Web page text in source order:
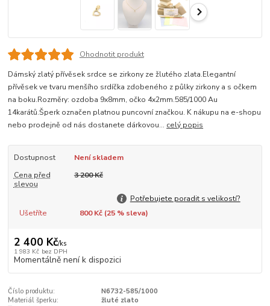
Ohodnotit produkt
Dámský zlatý přívěsek srdce se zirkony ze žlutého zlata.Elegantní
přívěsek ve tvaru menšího srdíčka zdobeného z půlky zirkony a s očkem
na boku.Rozměry: ozdoba 9x8mm, očko 4x2mm.585/1000 Au
14karátů.Šperk označen platnou puncovní značkou. K nákupu na e-shopu
nebo prodejně od nás dostanete dárkovou... celý popis
Dostupnost
Není skladem
Cena před
slevou
3 200 Kč
Potřebujete poradit s velikostí?
Ušetříte
800 Kč (25% sleva)
2 400 Kč/ks
1 983 Kč bez DPH
Momentálně není k dispozici
Číslo produktu:
N6732-585/1000
Materiál šperku:
žluté zlato